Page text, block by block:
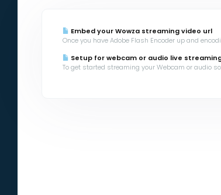
Embed your Wowza streaming video url
Once you have Adobe Flash Encoder up and
Setup for webcam or audio live
To get started streaming your Webcam or audio